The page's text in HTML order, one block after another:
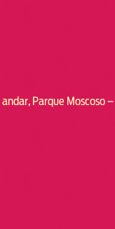
Parque Moscoso –